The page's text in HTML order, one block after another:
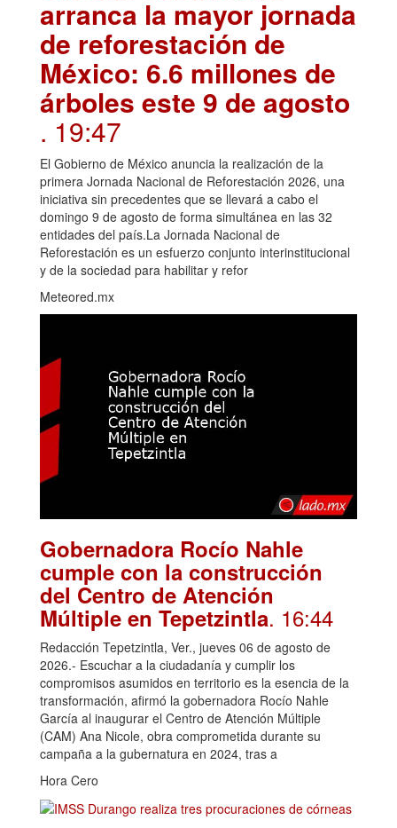
arranca la mayor jornada
de reforestación de
México: 6.6 millones de
árboles este 9 de agosto
. 19:47
El Gobierno de México anuncia la realización de la
primera Jornada Nacional de Reforestación 2026, una
iniciativa sin precedentes que se llevará a cabo el
domingo 9 de agosto de forma simultánea en las 32
entidades del país.La Jornada Nacional de
Reforestación es un esfuerzo conjunto interinstitucional
y de la sociedad para habilitar y refor
Meteored.mx
Gobernadora Rocío Nahle
cumple con la construcción
del Centro de Atención
Múltiple en Tepetzintla. 16:44
Redacción Tepetzintla, Ver., jueves 06 de agosto de
2026.- Escuchar a la ciudadanía y cumplir los
compromisos asumidos en territorio es la esencia de la
transformación, afirmó la gobernadora Rocío Nahle
García al inaugurar el Centro de Atención Múltiple
(CAM) Ana Nicole, obra comprometida durante su
campaña a la gubernatura en 2024, tras a
Hora Cero